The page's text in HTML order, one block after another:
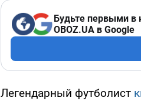
Будьте первыми в
OBOZ.UA в Google
Легендарный футболист